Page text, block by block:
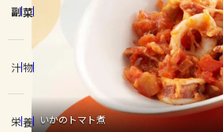
コンテンツ
レシピ
なす トマト
みょうが ゴーヤ
副菜
汁物
栄養 いかのトマト煮